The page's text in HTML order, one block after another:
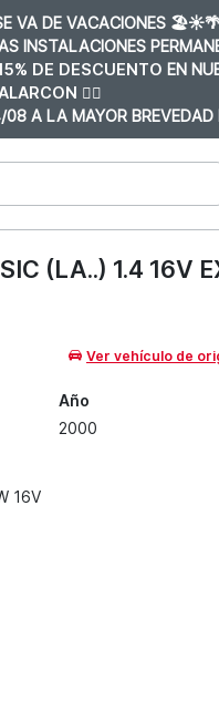
VA DE VACACIONES 🏖️☀️🌴
INSTALACIONES
DE DESCUENTO EN
👈🏼
A LA MAYOR BREVEDAD
(LA..) 1.4 16V
Ver vehículo de
Año
2000
16V